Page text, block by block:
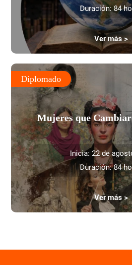
Duración: 84
Ver más >
Mujeres que
Inicia: 22 de
Duración: 84
Ver más >
Diplomado